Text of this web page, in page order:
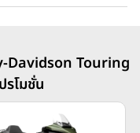
Davidson Touring
รโมชั่น